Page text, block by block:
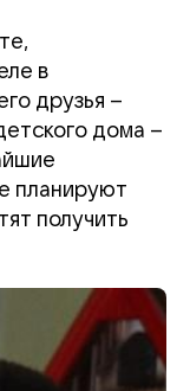
в
друзья –
дома –
планируют
получить